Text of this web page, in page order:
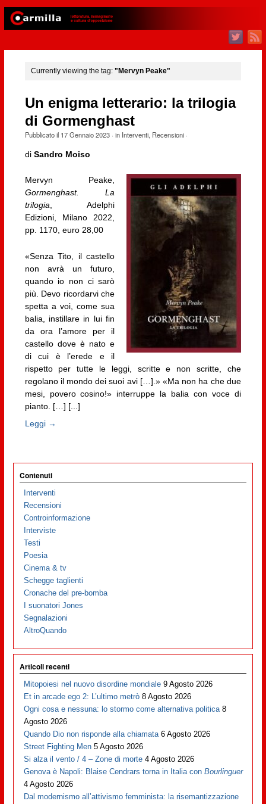
Currently viewing the tag: "Mervyn Peake"
Un enigma letterario: la trilogia
di Gormenghast
Pubblicato il 17 Gennaio 2023· in Interventi, Recensioni·
di Sandro Moiso
Mervyn Peake,
Gormenghast. La
trilogia, Adelphi
Edizioni, Milano 2022,
pp. 1170, euro 28,00
«Senza Tito, il castello
non avrà un futuro,
quando io non ci sarò
più. Devo ricordarvi che
spetta a voi, come sua
balia, instillare in lui fin
da ora l’amore per il
castello dove è nato e
di cui è l’erede e il
rispetto per tutte le leggi, scritte e non scritte, che
regolano il mondo dei suoi avi […].» «Ma non ha che due
mesi, povero cosino!» interruppe la balia con voce di
pianto. […] [...]
Leggi →
Contenuti
Interventi
Recensioni
Controinformazione
Interviste
Testi
Poesia
Cinema & tv
Schegge taglienti
Cronache del pre-bomba
I suonatori Jones
Segnalazioni
AltroQuando
Articoli recenti
Mitopoiesi nel nuovo disordine mondiale 9 Agosto 2026
Et in arcade ego 2: L’ultimo metrò 8 Agosto 2026
Ogni cosa e nessuna: lo stormo come alternativa politica 8
Agosto 2026
Quando Dio non risponde alla chiamata 6 Agosto 2026
Street Fighting Men 5 Agosto 2026
Si alza il vento / 4 – Zone di morte 4 Agosto 2026
Genova è Napoli: Blaise Cendrars torna in Italia conBourlinguer
4 Agosto 2026
Dal modernismo all’attivismo femminista: la risemantizzazione